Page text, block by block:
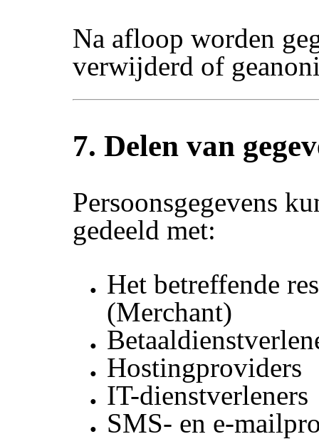
Na afloop worden
verwijderd of
7. Delen van
Persoonsgegevens
gedeeld met:
Het betreffende
(Merchant)
Hostingproviders
IT-dienstverleners
SMS- en e-